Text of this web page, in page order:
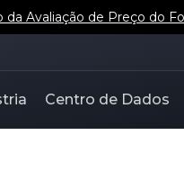
Avaliação de Preço do
Centro de Dados